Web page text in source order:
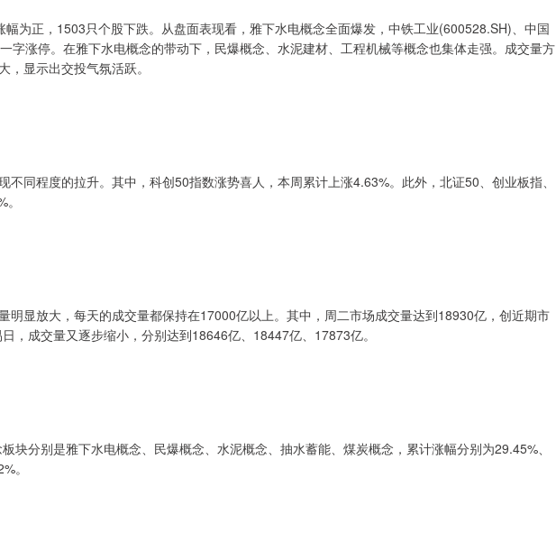
为正，1503只个股下跌。从盘面表现看，雅下水电概念全面爆发，中铁工业(600528.SH)、中国
字涨停。在雅下水电概念的带动下，民爆概念、水泥建材、工程机械等概念也集体走强。成交量方
，显示出交投气氛活跃。
不同程度的拉升。其中，科创50指数涨势喜人，本周累计上涨4.63%。此外，北证50、创业板指、
明显放大，每天的成交量都保持在17000亿以上。其中，周二市场成交量达到18930亿，创近期市
，成交量又逐步缩小，分别达到18646亿、18447亿、17873亿。
块分别是雅下水电概念、民爆概念、水泥概念、抽水蓄能、煤炭概念，累计涨幅分别为29.45%、
。